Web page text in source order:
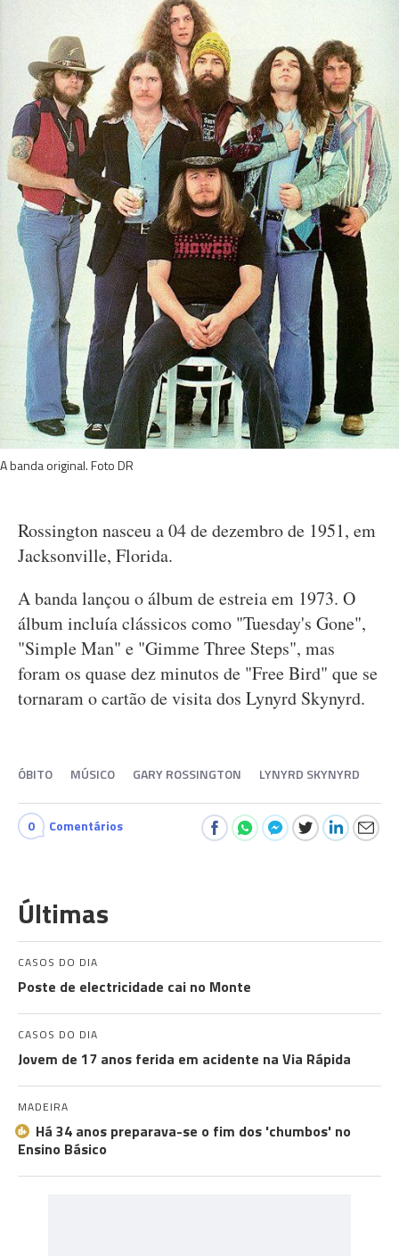
A banda original. Foto DR
Rossington nasceu a 04 de dezembro de 1951, em
Jacksonville, Florida.
A banda lançou o álbum de estreia em 1973. O
álbum incluía clássicos como "Tuesday's Gone",
"Simple Man" e "Gimme Three Steps", mas
foram os quase dez minutos de "Free Bird" que se
tornaram o cartão de visita dos Lynyrd Skynyrd.
ÓBITO MÚSICO GARY ROSSINGTON LYNYRD SKYNYRD
0 Comentários
Últimas
CASOS DO DIA
Poste de electricidade cai no Monte
CASOS DO DIA
Jovem de 17 anos ferida em acidente na Via Rápida
MADEIRA
Há 34 anos preparava-se o fim dos 'chumbos' no
Ensino Básico